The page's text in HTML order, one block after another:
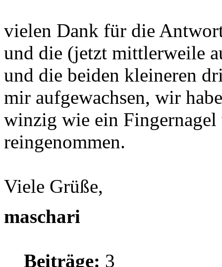
vielen Dank für die
und die (jetzt mittlerweile
und die beiden kleineren
mir aufgewachsen, wir
winzig wie ein
reingenommen.
Viele Grüße,
maschari
Beiträge: 3